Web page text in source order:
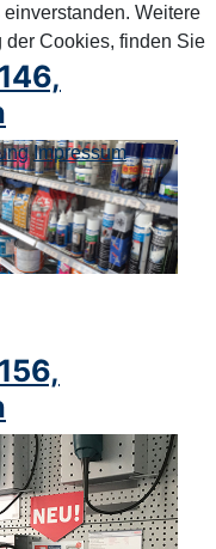
Weitere
der Cookies, finden Sie
Impressum